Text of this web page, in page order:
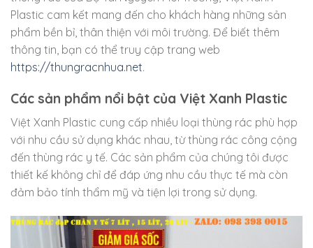
Plastic cam kết mang đến cho khách hàng những sản
phẩm bền bỉ, thân thiện với môi trường. Để biết thêm
thông tin, bạn có thể truy cập trang web
https://thungracnhua.net.
Các sản phẩm nổi bật của Việt Xanh Plastic
Việt Xanh Plastic cung cấp nhiều loại thùng rác phù hợp
với nhu cầu sử dụng khác nhau, từ thùng rác công cộng
đến thùng rác y tế. Các sản phẩm của chúng tôi được
thiết kế không chỉ để đáp ứng nhu cầu thực tế mà còn
đảm bảo tính thẩm mỹ và tiện lợi trong sử dụng.